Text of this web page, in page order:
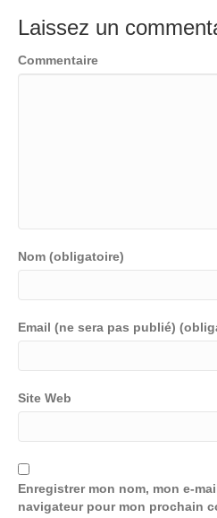
Laissez un
Commentaire
Nom (obligatoire)
Email (ne sera pas publié)
Site Web
Enregistrer mon nom, mon e-
navigateur pour mon prochain